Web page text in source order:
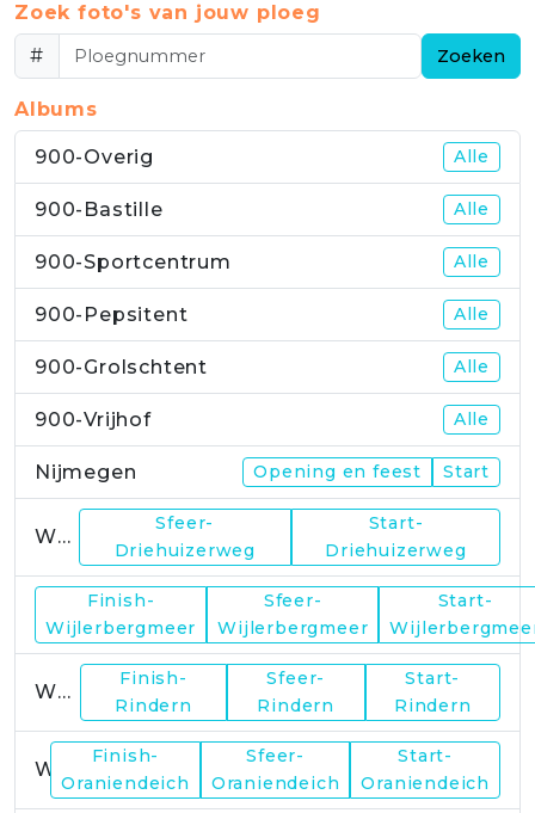
Zoek foto's van jouw ploeg
#
Zoeken
Albums
900-Overig Alle
900-Bastille Alle
900-Sportcentrum Alle
900-Pepsitent Alle
900-Grolschtent Alle
900-Vrijhof Alle
Nijmegen Opening en feest Start
WP1
Sfeer-
Driehuizerweg
Start-
Driehuizerweg
Finish-
Wijlerbergmeer
Sfeer-
Wijlerbergmeer
Start-
WP4
Finish-
Rindern
Sfeer-
Rindern
Start-
Rindern
Finish-
Oraniendeich
Sfeer-
Oraniendeich
Start-
Oraniendeich